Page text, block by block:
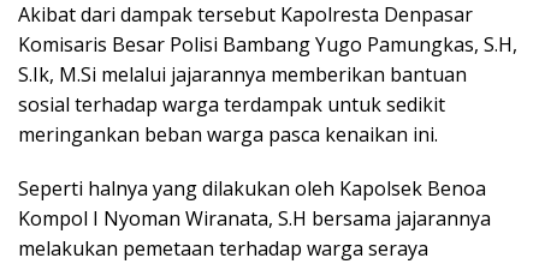
Akibat dari dampak tersebut Kapolresta Denpasar
Komisaris Besar Polisi Bambang Yugo Pamungkas, S.H,
S.Ik, M.Si melalui jajarannya memberikan bantuan
sosial terhadap warga terdampak untuk sedikit
meringankan beban warga pasca kenaikan ini.
Seperti halnya yang dilakukan oleh Kapolsek Benoa
Kompol I Nyoman Wiranata, S.H bersama jajarannya
melakukan pemetaan terhadap warga seraya